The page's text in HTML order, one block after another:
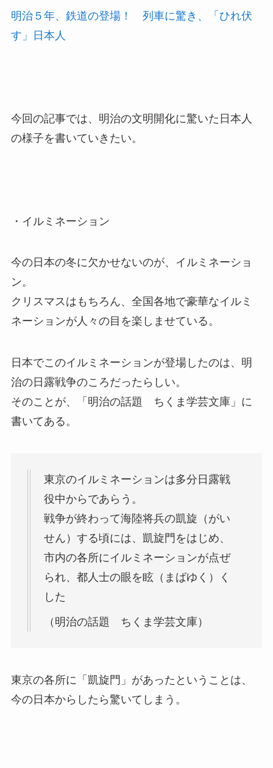
明治５年、鉄道の登場！ 列車に驚き、「ひれ伏
す」日本人
今回の記事では、明治の文明開化に驚いた日本人
の様子を書いていきたい。
・イルミネーション
今の日本の冬に欠かせないのが、イルミネーショ
ン。
クリスマスはもちろん、全国各地で豪華なイルミ
ネーションが人々の目を楽しませている。
日本でこのイルミネーションが登場したのは、明
治の日露戦争のころだったらしい。
そのことが、「明治の話題 ちくま学芸文庫」に
書いてある。
東京のイルミネーションは多分日露戦
役中からであらう。
戦争が終わって海陸将兵の凱旋（がい
せん）する頃には、凱旋門をはじめ、
市内の各所にイルミネーションが点ぜ
られ、都人士の眼を眩（まばゆく）く
した
（明治の話題 ちくま学芸文庫）
東京の各所に「凱旋門」があったということは、
今の日本からしたら驚いてしまう。